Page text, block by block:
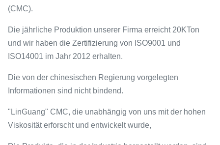
(CMC).
Die jährliche Produktion unserer Firma erreicht 20KTon
und wir haben die Zertifizierung von ISO9001 und
ISO14001 im Jahr 2012 erhalten.
Die von der chinesischen Regierung vorgelegten
Informationen sind nicht bindend.
"LinGuang" CMC, die unabhängig von uns mit der hohen
Viskosität erforscht und entwickelt wurde,